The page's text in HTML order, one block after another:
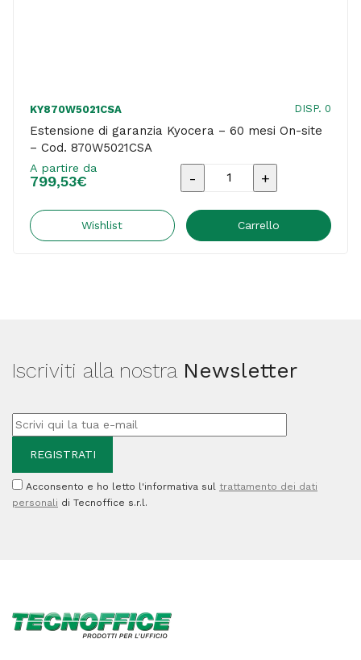
KY870W5021CSA DISP. 0
Estensione di garanzia Kyocera – 60 mesi On-site
– Cod. 870W5021CSA
A partire da
799,53€
Estensione
garanzia
site
Cod.
870W5021CSA
Wishlist Carrello
Iscriviti alla nostra Newsletter
Acconsento e ho letto l'informativa sul trattamento dei dati
personali di Tecnoffice s.r.l.